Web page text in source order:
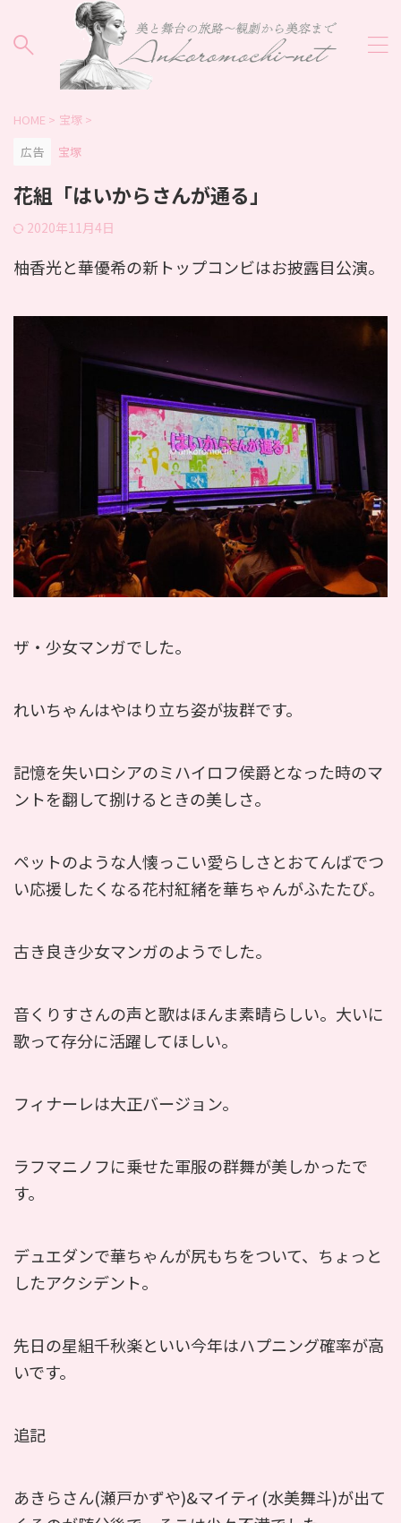
HOME > 宝塚 >
広告
宝塚
花組「はいからさんが通る」
2020年11月4日
柚香光と華優希の新トップコンビはお披露目公演。
ザ・少女マンガでした。
れいちゃんはやはり立ち姿が抜群です。
記憶を失いロシアのミハイロフ侯爵となった時のマ
ントを翻して捌けるときの美しさ。
ペットのような人懐っこい愛らしさとおてんばでつ
い応援したくなる花村紅緒を華ちゃんがふたたび。
古き良き少女マンガのようでした。
音くりすさんの声と歌はほんま素晴らしい。大いに
歌って存分に活躍してほしい。
フィナーレは大正バージョン。
ラフマニノフに乗せた軍服の群舞が美しかったで
す。
デュエダンで華ちゃんが尻もちをついて、ちょっと
したアクシデント。
先日の星組千秋楽といい今年はハプニング確率が高
いです。
追記
あきらさん(瀬戸かずや)&マイティ(水美舞斗)が出て